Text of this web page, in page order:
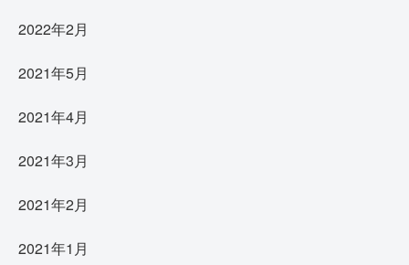
2022年2月
2021年5月
2021年4月
2021年3月
2021年2月
2021年1月